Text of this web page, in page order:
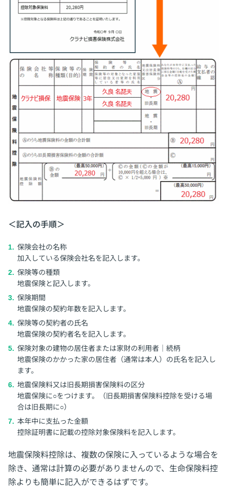
＜記入の手順＞
保険会社の名称
加入している保険会社名を記入します。
保険等の種類
地震保険と記入します。
保険期間
地震保険の契約年数を記入します。
保険等の契約者の氏名
地震保険の契約者名を記入します。
保険対象の建物の居住者または家財の利用者｜続柄
地震保険のかかった家の居住者（通常は本人）の氏名を記入し
ます。
地震保険料又は旧長期損害保険料の区分
地震保険に○をつけます。（旧長期損害保険料控除を受ける場
合は旧長期に○）
本年中に支払った金額
控除証明書に記載の控除対象保険料を記入します。
地震保険料控除は、複数の保険に入っているような場合を
除き、通常は計算の必要がありませんので、生命保険料控
除よりも簡単に記入ができるはずです。